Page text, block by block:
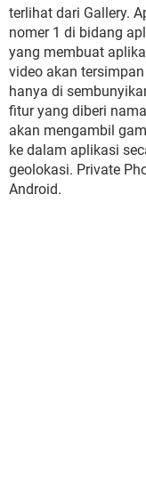
terlihat dari Gallery.
nomer 1 di bidang
yang membuat
video akan
hanya di
fitur yang diberi
akan mengambil
ke dalam aplikasi
geolokasi. Private
Android.